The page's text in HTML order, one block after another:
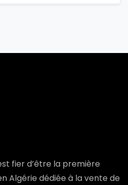
fier d’être la première
Algérie dédiée à la vente de